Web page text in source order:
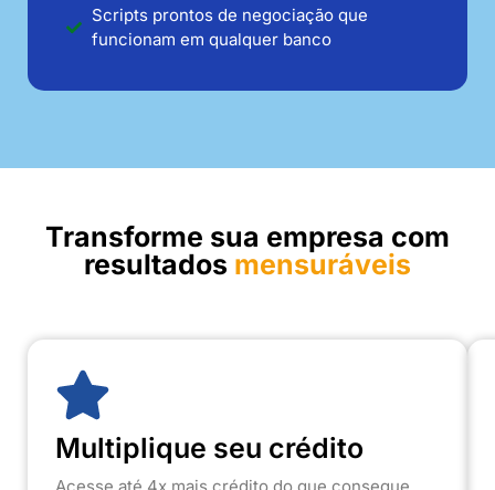
Scripts prontos de negociação que
funcionam em qualquer banco
Transforme sua empresa com
resultados mensuráveis
Multiplique seu crédito